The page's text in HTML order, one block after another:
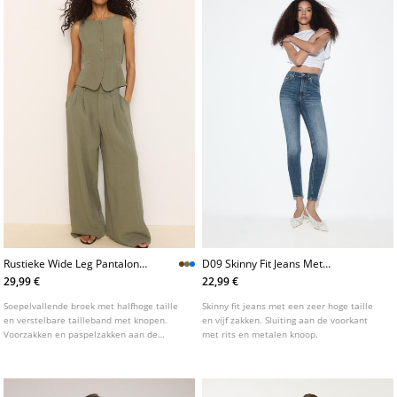
Rustieke Wide Leg Pantalon
Met Verstelbare Knopen
29,99 €
Soepelvallende broek met halfhoge taille
en verstelbare tailleband met knopen.
Voorzakken en paspelzakken aan de
aan de binnenzijde en metalen haakje.
D09 Skinny Fit Jeans Met
Superhoge Taille
22,99 €
Skinny fit jeans met een zeer hoge taille
en vijf zakken. Sluiting aan de voorkant
met rits en metalen knoop.